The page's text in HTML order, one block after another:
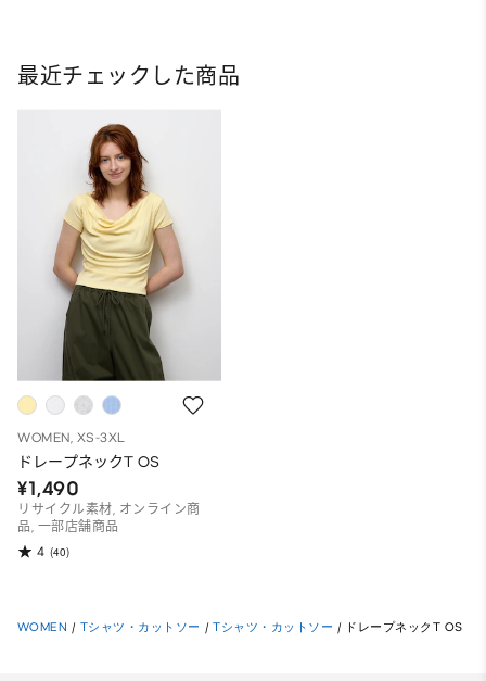
最近チェックした商品
WOMEN, XS-3XL
ドレープネックT OS
¥1,490
リサイクル素材, オンライン商
品, 一部店舗商品
4 (40)
WOMEN / Tシャツ・カットソー / Tシャツ・カットソー / ドレープネックT OS